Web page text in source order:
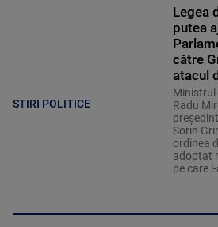
STIRI POLITICE
Legea
putea
către
atacul
Ministrul
Radu
Sorin
ordinea
adoptat
pe care